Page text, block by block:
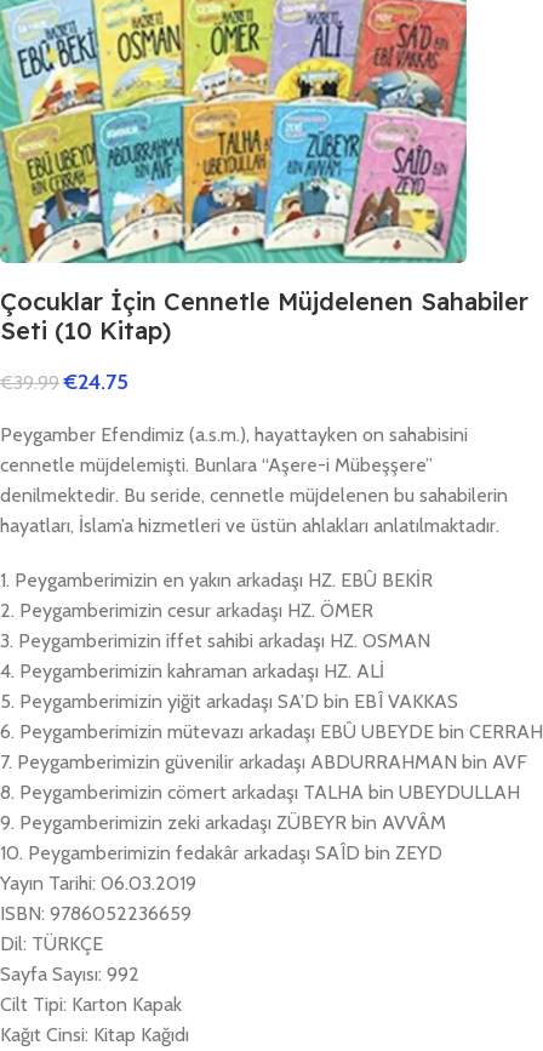
Çocuklar İçin Cennetle Müjdelenen Sahabiler
Seti (10 Kitap)
€39.99 €24.75
Peygamber Efendimiz (a.s.m.), hayattayken on sahabisini
cennetle müjdelemişti. Bunlara “Aşere-i Mübeşşere”
denilmektedir. Bu seride, cennetle müjdelenen bu sahabilerin
hayatları, İslam’a hizmetleri ve üstün ahlakları anlatılmaktadır.
1. Peygamberimizin en yakın arkadaşı HZ. EBÛ BEKİR
2. Peygamberimizin cesur arkadaşı HZ. ÖMER
3. Peygamberimizin iffet sahibi arkadaşı HZ. OSMAN
4. Peygamberimizin kahraman arkadaşı HZ. ALİ
5. Peygamberimizin yiğit arkadaşı SA’D bin EBÎ VAKKAS
6. Peygamberimizin mütevazı arkadaşı EBÛ UBEYDE bin CERRAH
7. Peygamberimizin güvenilir arkadaşı ABDURRAHMAN bin AVF
8. Peygamberimizin cömert arkadaşı TALHA bin UBEYDULLAH
9. Peygamberimizin zeki arkadaşı ZÜBEYR bin AVVÂM
10. Peygamberimizin fedakâr arkadaşı SAÎD bin ZEYD
Yayın Tarihi: 06.03.2019
ISBN: 9786052236659
Dil: TÜRKÇE
Sayfa Sayısı: 992
Cilt Tipi: Karton Kapak
Kağıt Cinsi: Kitap Kağıdı